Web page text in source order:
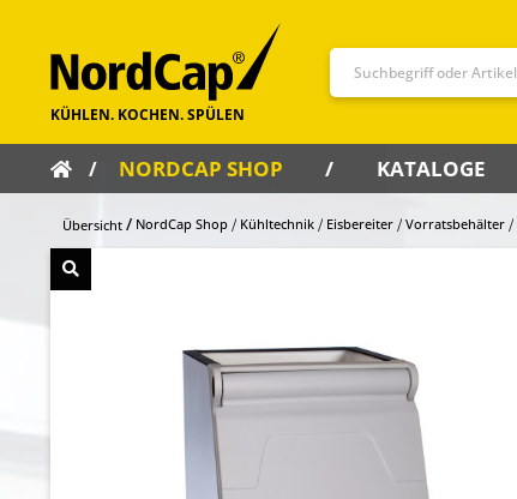
NORDCAP SHOP KATALOGE
Übersicht NordCap Shop Kühltechnik Eisbereiter Vorratsbehälter